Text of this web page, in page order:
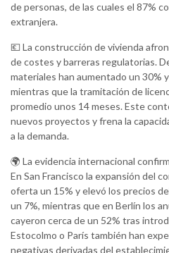
de personas, de las cuales el 87%
extranjera.
💶 La construcción de vivienda
de costes y barreras regulatorias.
materiales han aumentado un 30%
mientras que la tramitación de
promedio unos 14 meses. Este
nuevos proyectos y frena la
a la demanda.
🌍 La evidencia internacional
En San Francisco la expansión del
oferta un 15% y elevó los precios
un 7%, mientras que en Berlín los
cayeron cerca de un 52% tras
Estocolmo o París también han
negativas derivadas del